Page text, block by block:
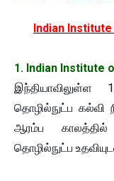
Indian
1. Indian
இந்தியாவிலுள்ள
தொழில்நுட்ப கல்வி
ஆரம்ப காலத்தில்
தொழில்நுட்ப